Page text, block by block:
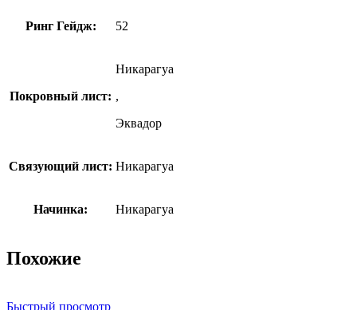
Ринг Гейдж: 52
Покровный лист:
Никарагуа
,
Эквадор
Связующий лист: Никарагуа
Начинка: Никарагуа
Похожие
Быстрый просмотр